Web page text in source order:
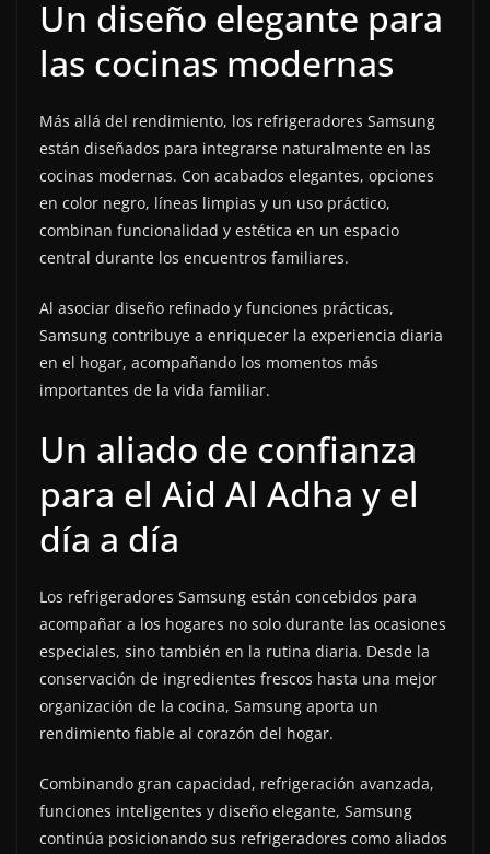
Un diseño elegante para
las cocinas modernas
Más allá del rendimiento, los refrigeradores Samsung
están diseñados para integrarse naturalmente en las
cocinas modernas. Con acabados elegantes, opciones
en color negro, líneas limpias y un uso práctico,
combinan funcionalidad y estética en un espacio
central durante los encuentros familiares.
Al asociar diseño refinado y funciones prácticas,
Samsung contribuye a enriquecer la experiencia diaria
en el hogar, acompañando los momentos más
importantes de la vida familiar.
Un aliado de confianza
para el Aid Al Adha y el
día a día
Los refrigeradores Samsung están concebidos para
acompañar a los hogares no solo durante las ocasiones
especiales, sino también en la rutina diaria. Desde la
conservación de ingredientes frescos hasta una mejor
organización de la cocina, Samsung aporta un
rendimiento fiable al corazón del hogar.
Combinando gran capacidad, refrigeración avanzada,
funciones inteligentes y diseño elegante, Samsung
continúa posicionando sus refrigeradores como aliados